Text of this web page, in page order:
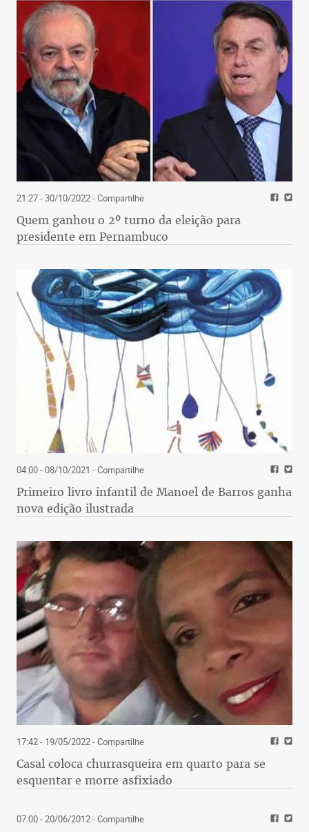
21:27 - 30/10/2022- Compartilhe
Quem ganhou o 2º turno da eleição para
presidente em Pernambuco
04:00 - 08/10/2021 - Compartilhe
Primeiro livro infantil de Manoel de Barros ganha
nova edição ilustrada
17:42 - 19/05/2022- Compartilhe
Casal coloca churrasqueira em quarto para se
esquentar e morre asfixiado
07:00 - 20/06/2012- Compartilhe